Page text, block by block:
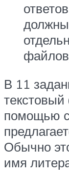
должны
В 11
помощью
Обычно
имя